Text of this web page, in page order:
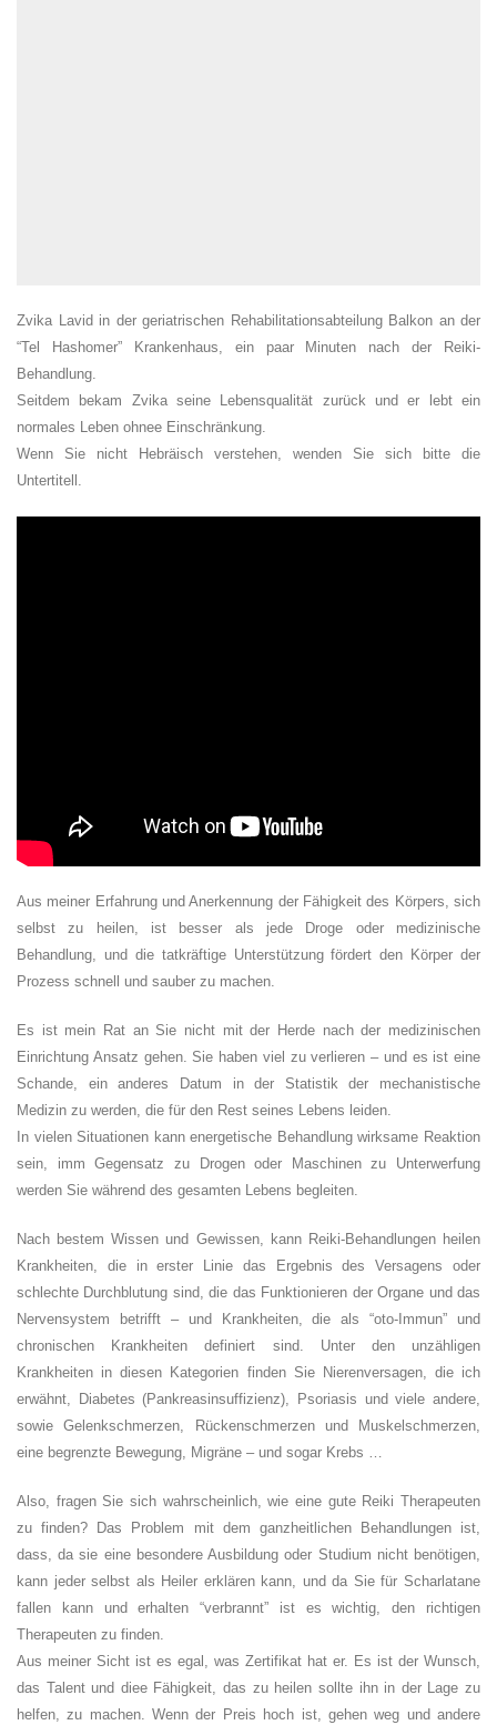
Zvika Lavid in der geriatrischen Rehabilitationsabteilung Balkon an der
“Tel Hashomer” Krankenhaus, ein paar Minuten nach der Reiki-
Behandlung.
Seitdem bekam Zvika seine Lebensqualität zurück und er lebt ein
normales Leben ohnee Einschränkung.
Wenn Sie nicht Hebräisch verstehen, wenden Sie sich bitte die
Untertitell.
Aus meiner Erfahrung und Anerkennung der Fähigkeit des Körpers, sich
selbst zu heilen, ist besser als jede Droge oder medizinische
Behandlung, und die tatkräftige Unterstützung fördert den Körper der
Prozess schnell und sauber zu machen.
Es ist mein Rat an Sie nicht mit der Herde nach der medizinischen
Einrichtung Ansatz gehen. Sie haben viel zu verlieren – und es ist eine
Schande, ein anderes Datum in der Statistik der mechanistische
Medizin zu werden, die für den Rest seines Lebens leiden.
In vielen Situationen kann energetische Behandlung wirksame Reaktion
sein, imm Gegensatz zu Drogen oder Maschinen zu Unterwerfung
werden Sie während des gesamten Lebens begleiten.
Nach bestem Wissen und Gewissen, kann Reiki-Behandlungen heilen
Krankheiten, die in erster Linie das Ergebnis des Versagens oder
schlechte Durchblutung sind, die das Funktionieren der Organe und das
Nervensystem betrifft – und Krankheiten, die als “oto-Immun” und
chronischen Krankheiten definiert sind. Unter den unzähligen
Krankheiten in diesen Kategorien finden Sie Nierenversagen, die ich
erwähnt, Diabetes (Pankreasinsuffizienz), Psoriasis und viele andere,
sowie Gelenkschmerzen, Rückenschmerzen und Muskelschmerzen,
eine begrenzte Bewegung, Migräne – und sogar Krebs …
Also, fragen Sie sich wahrscheinlich, wie eine gute Reiki Therapeuten
zu finden? Das Problem mit dem ganzheitlichen Behandlungen ist,
dass, da sie eine besondere Ausbildung oder Studium nicht benötigen,
kann jeder selbst als Heiler erklären kann, und da Sie für Scharlatane
fallen kann und erhalten “verbrannt” ist es wichtig, den richtigen
Therapeuten zu finden.
Aus meiner Sicht ist es egal, was Zertifikat hat er. Es ist der Wunsch,
das Talent und diee Fähigkeit, das zu heilen sollte ihn in der Lage zu
helfen, zu machen. Wenn der Preis hoch ist, gehen weg und andere